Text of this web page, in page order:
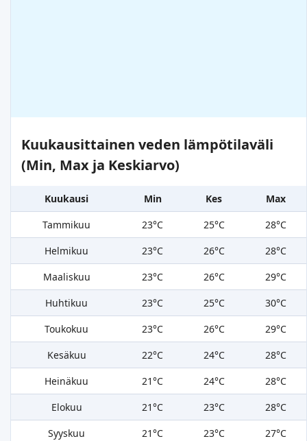
Kuukausittainen veden lämpötilaväli
(Min, Max ja Keskiarvo)
Kuukausi Min Kes
Max
Tammikuu
23°C 25°C
28°C
Helmikuu
23°C 26°C
28°C
Maaliskuu
23°C 26°C
29°C
Huhtikuu
23°C 25°C
30°C
Toukokuu
23°C 26°C
29°C
Kesäkuu
22°C 24°C
28°C
Heinäkuu
21°C 24°C
28°C
Elokuu
21°C 23°C
28°C
Syyskuu
21°C 23°C
27°C